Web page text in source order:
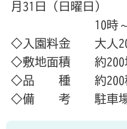
月31日（日曜日）
10時～
◇入園料金 大人
◇敷地面積 約200
◇品 種 約200
◇備 考 駐車場